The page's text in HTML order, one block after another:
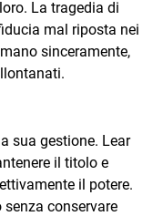
La tragedia di
mal riposta nei
sinceramente,
sua gestione. Lear
il titolo e
il potere.
conservare